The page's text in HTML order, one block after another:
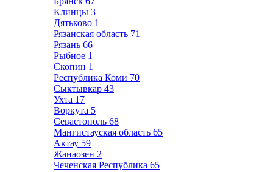
Клинцы 3
Дятьково 1
Рязанская область 71
Рязань 66
Рыбное 1
Скопин 1
Республика Коми 70
Сыктывкар 43
Ухта 17
Воркута 5
Севастополь 68
Мангистауская область 65
Актау 59
Жанаозен 2
Чеченская Республика 65